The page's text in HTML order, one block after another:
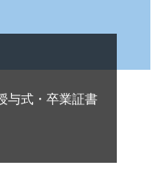
与式・卒業証書